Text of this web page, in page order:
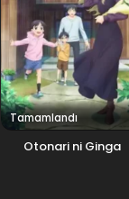
Tamamlandı
Otonari ni Ginga